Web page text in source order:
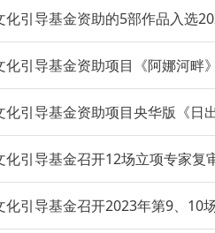
化引导基金资助的5部作品入选
化引导基金资助项目《阿娜河畔
化引导基金资助项目央华版《日
化引导基金召开12场立项专家复
化引导基金召开2023年第9、10